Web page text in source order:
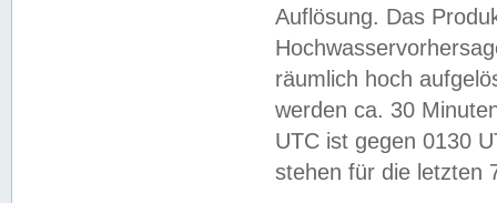
Auflösung. Das
räumlich hoch
werden ca. 30
UTC ist gegen 0130
stehen für die letzten